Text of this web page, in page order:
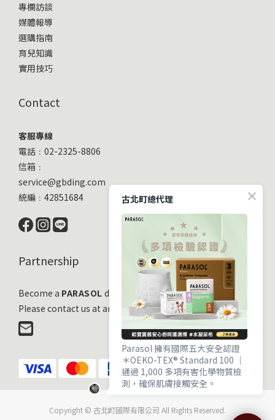
專欄訪談
媒體報導
選購指南
育兒知識
實用技巧
Contact
客服專線
電話﹕02-2325-8806
信箱﹕
service@gbding.com
統編﹕42851684
Partnership
Become a PARASOL distribution partner
Please contact us at any time!
Copyright © 古北町國際有限公司 All Rights Reserved.
古北町總代理
Parasol 擁有國際五大安全認證
＊OEKO-TEX® Standard 100 ｜
通過 1,000 多項有害化學物質檢
測，確保肌膚接觸安全。
＊EWG VERIFIED® ｜ 毒理與流行